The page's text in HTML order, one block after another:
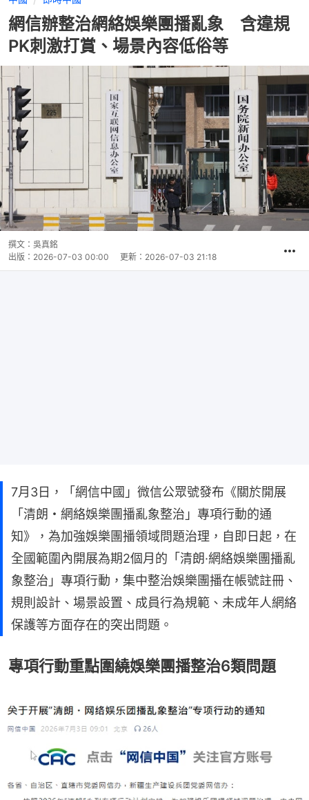
網信辦整治網絡娛樂團播亂象 含違規
PK刺激打賞、場景內容低俗等
撰文： 吳真銘
出版： 2026-07-03 00:00 更新： 2026-07-03 21:18
7月3日，「網信中國」微信公眾號發布《關於開展
「清朗・網絡娛樂團播亂象整治」專項行動的通
知》，為加強娛樂團播領域問題治理，自即日起，在
全國範圍內開展為期2個月的「清朗·網絡娛樂團播亂
象整治」專項行動，集中整治娛樂團播在帳號註冊、
規則設計、場景設置、成員行為規範、未成年人網絡
保護等方面存在的突出問題。
專項行動重點圍繞娛樂團播整治6類問題